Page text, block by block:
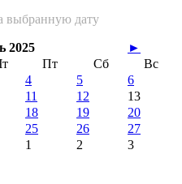
выбранную дату
2025
►
Пт Сб
Вс
4 5
6
11 12
13
18 19
20
25 26
27
1 2 3